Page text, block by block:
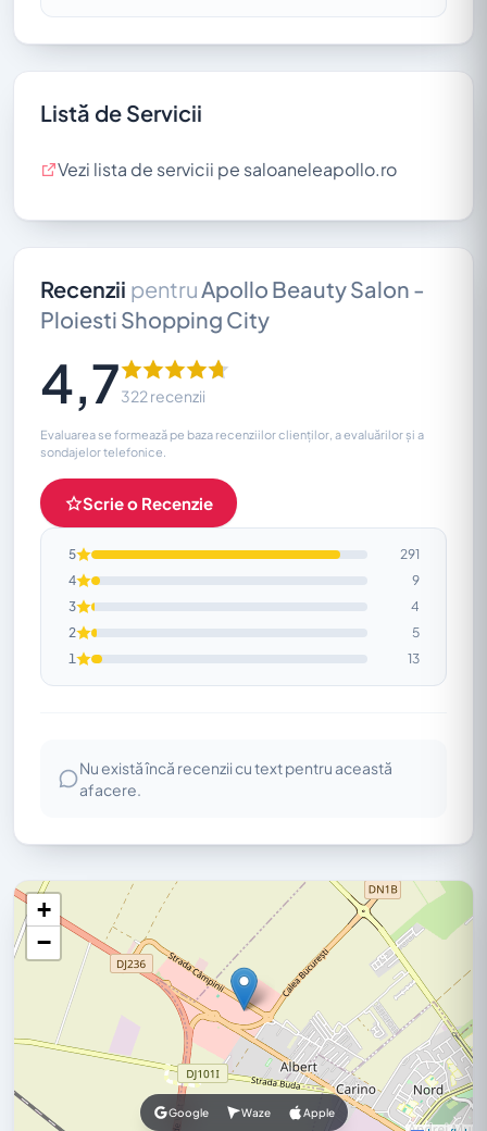
Listă de Servicii
Vezi lista de servicii pe saloaneleapollo.ro
Recenzii pentruApollo Beauty Salon -
Ploiesti Shopping City
4,7322 recenzii
Evaluarea se formează pe baza recenziilor clienților, a evaluărilor și a
sondajelor telefonice.
Scrie o Recenzie
5
291
4
9
3
4
2
5
1
13
Nu există încă recenzii cu text pentru această
afacere.
+
−
Google Waze Apple